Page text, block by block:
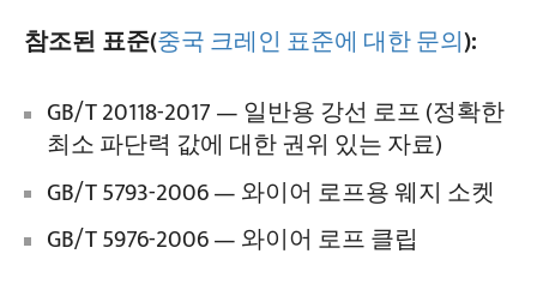
참조된 표준(중국 크레인 표준에 대한 문의):
GB/T 20118-2017 — 일반용 강선 로프 (정확한
최소 파단력 값에 대한 권위 있는 자료)
GB/T 5793-2006 — 와이어 로프용 웨지 소켓
GB/T 5976-2006 — 와이어 로프 클립